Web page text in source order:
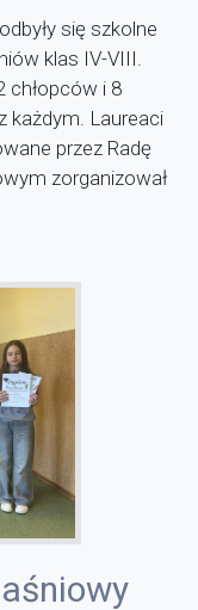
się szkolne
klas IV-VIII.
chłopców i 8
każdym. Laureaci
przez Radę
zorganizował